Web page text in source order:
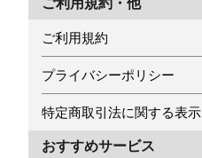
ご利用規約・他
ご利用規約
プライバシーポリシー
特定商取引法に関する表示
おすすめサービス